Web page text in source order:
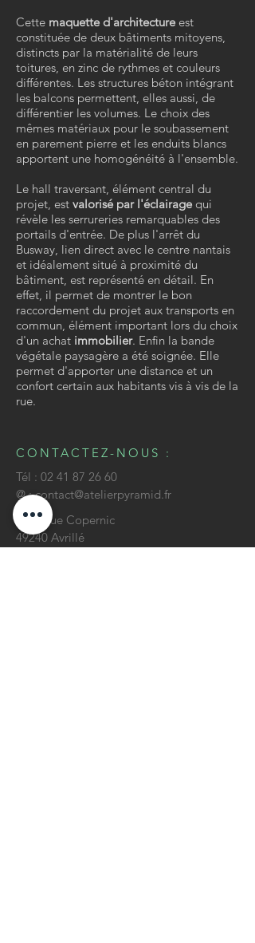
Cette maquette d'architecture est
constituée de deux bâtiments mitoyens,
distincts par la matérialité de leurs
toitures, en zinc de rythmes et couleurs
différentes. Les structures béton intégrant
les balcons permettent, elles aussi, de
différentier les volumes. Le choix des
mêmes matériaux pour le soubassement
en parement pierre et les enduits blancs
apportent une homogénéité à l'ensemble.
Le hall traversant, élément central du
projet, est valorisé par l'éclairage qui
révèle les serrureries remarquables des
portails d'entrée. De plus l'arrêt du
Busway, lien direct avec le centre nantais
et idéalement situé à proximité du
bâtiment, est représenté en détail. En
effet, il permet de montrer le bon
raccordement du projet aux transports en
commun, élément important lors du choix
d'un achat immobilier. Enfin la bande
végétale paysagère a été soignée. Elle
permet d'apporter une distance et un
confort certain aux habitants vis à vis de la
rue.
CONTACTEZ-NOUS :
Tél : 02 41 87 26 60
@ :contact@atelierpyramid.fr
5 ter Rue Copernic
49240 Avrillé